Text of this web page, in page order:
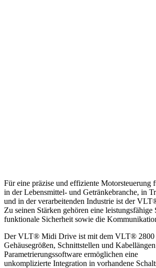
Für eine präzise und effiziente Motorsteuerung
in der Lebensmittel- und Getränkebranche, in
und in der verarbeitenden Industrie ist der
Zu seinen Stärken gehören eine leistungsfähige
funktionale Sicherheit sowie die
Der VLT® Midi Drive ist mit dem VLT® 2800
Gehäusegrößen, Schnittstellen und
Parametrierungssoftware ermöglichen eine
unkomplizierte Integration in vorhandene